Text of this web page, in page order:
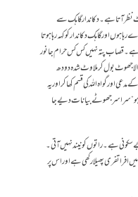
آتا ہے۔ دکاندار گاہک سے
ہوں اور گاہک دکاندار کو کہہ رہا ہوتا
قصاب پتہ نہیں کس کس حرام جانور
جھوٹ بول کر ملاوٹ شدہ دودھ
گواہ اللہ کی قسم کھا کر اور یہ
ہو“ سراسر جھوٹے بیانات دیے جا
ہے۔ راتوں کو نیند نہیں آتی۔
پھیلا رکھی ہے اور اس پر